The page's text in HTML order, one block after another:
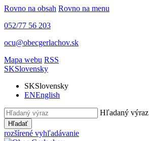
Rovno na obsah Rovno na menu
052/77 56 203
ocu@obecgerlachov.sk
Mapa webu RSS
SKSlovensky
SKSlovensky
ENEnglish
Hľadaný výraz
Hľadať
rozšírené vyhľadávanie